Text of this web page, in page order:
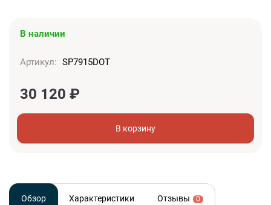
В наличии
Артикул: SP7915DOT
30 120 ₽
В корзину
Обзор Характеристики Отзывы 0